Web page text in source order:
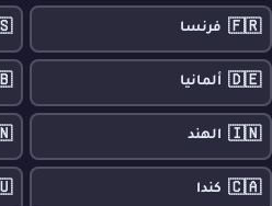
🇫🇷 فرنسا
🇩🇪 ألمانيا
🇮🇳 الهند
🇨🇦 كندا